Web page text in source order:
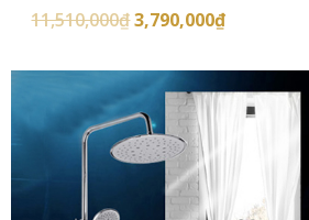
11,510,000₫3,790,000₫